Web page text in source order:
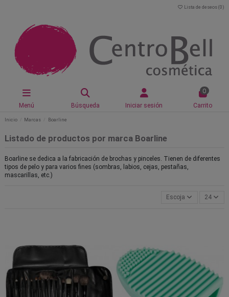
Lista de deseos (0 )
Menú Búsqueda Iniciar sesión
0
Carrito
Inicio Marcas Boarline
Listado de productos por marca Boarline
Boarline se dedica a la fabricación de brochas y pinceles. Tienen de diferentes
tipos de pelo y para varios fines (sombras, labios, cejas, pestañas,
mascarillas, etc.)
Escoja 24